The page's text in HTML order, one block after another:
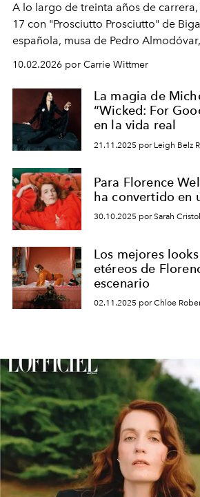
A lo largo de treinta años de
17 con "Prosciutto Prosciutto" de
española, musa de Pedro
Barcelona", ha dividido su tiempo
Estados Unidos. Su nueva película,
dirigida por Maggie Gyllenhaal.
10.02.2026 por Carrie Wittmer
La magia de
“Wicked: For
en la vida real
21.11.2025 por Leigh Belz
Para Florence
ha convertido en
30.10.2025 por Sarah
Los mejores
etéreos de
escenario
02.11.2025 por Chloe